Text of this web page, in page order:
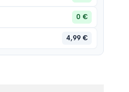
0 €
4,99 €